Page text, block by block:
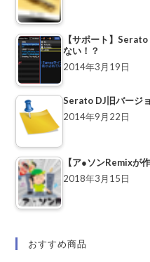
【サポート】
ない！？
2014年3月19日
Serato DJ旧バージ
2014年9月22日
【ア●ソンRemixが
2018年3月15日
おすすめ商品